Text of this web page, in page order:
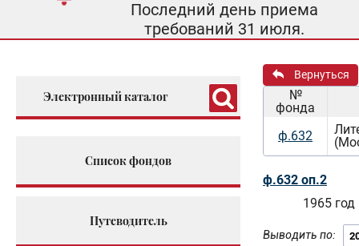
Последний день приема
требований 31 июля.
Электронный каталог
Список фондов
Путеводитель
Вернуться
№
фонда
ф.632
ф.632 оп.2
1965 год
Выводить по: